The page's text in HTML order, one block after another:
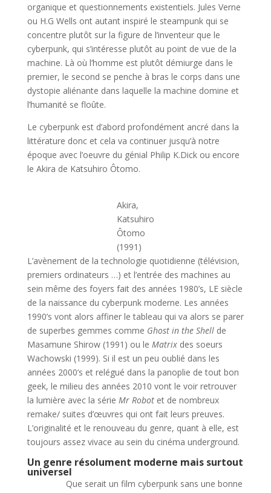
organique et questionnements existentiels. Jules Verne
ou H.G Wells ont autant inspiré le steampunk qui se
concentre plutôt sur la figure de l’inventeur que le
cyberpunk, qui s’intéresse plutôt au point de vue de la
machine. Là où l’homme est plutôt démiurge dans le
premier, le second se penche à bras le corps dans une
dystopie aliénante dans laquelle la machine domine et
l’humanité se floûte.
Le cyberpunk est d’abord profondément ancré dans la
littérature donc et cela va continuer jusqu’à notre
époque avec l’oeuvre du génial Philip K.Dick ou encore
le Akira de Katsuhiro Ôtomo.
Akira,
Katsuhiro
Ôtomo
(1991)
L’avènement de la technologie quotidienne (télévision,
premiers ordinateurs …) et l’entrée des machines au
sein même des foyers fait des années 1980’s, LE siècle
de la naissance du cyberpunk moderne. Les années
1990’s vont alors affiner le tableau qui va alors se parer
de superbes gemmes comme Ghost in the Shellde
Masamune Shirow (1991) ou le Matrix des soeurs
Wachowski (1999). Si il est un peu oublié dans les
années 2000’s et relégué dans la panoplie de tout bon
geek, le milieu des années 2010 vont le voir retrouver
la lumière avec la série Mr Robotet de nombreux
remake/ suites d’œuvres qui ont fait leurs preuves.
L’originalité et le renouveau du genre, quant à elle, est
toujours assez vivace au sein du cinéma underground.
Un genre résolument moderne mais surtout
universel
Que serait un film cyberpunk sans une bonne